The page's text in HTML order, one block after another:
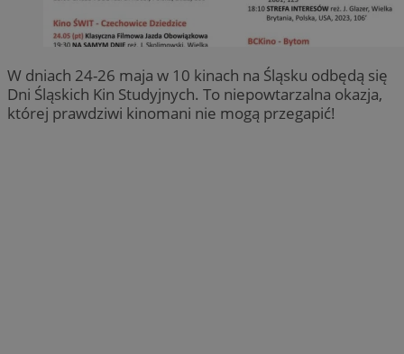
W dniach 24-26 maja w 10 kinach na Śląsku odbędą się
Dni Śląskich Kin Studyjnych. To niepowtarzalna okazja,
której prawdziwi kinomani nie mogą przegapić!